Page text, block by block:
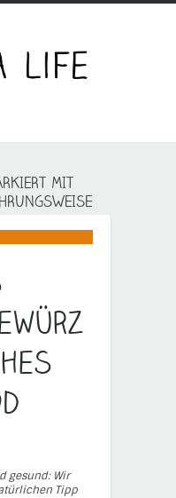
MIT
gesund: Wir
Tipp